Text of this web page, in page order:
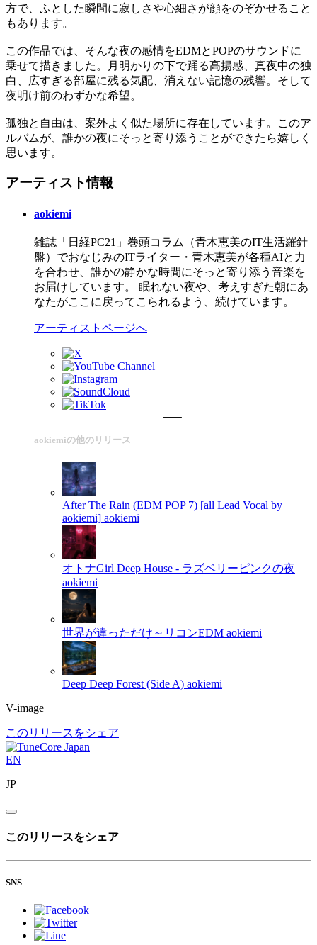
方で、ふとした瞬間に寂しさや心細さが顔をのぞかせること
もあります。
この作品では、そんな夜の感情をEDMとPOPのサウンドに
乗せて描きました。月明かりの下で踊る高揚感、真夜中の独
白、広すぎる部屋に残る気配、消えない記憶の残響。そして
夜明け前のわずかな希望。
孤独と自由は、案外よく似た場所に存在しています。このア
ルバムが、誰かの夜にそっと寄り添うことができたら嬉しく
思います。
アーティスト情報
aokiemi
雑誌「日経PC21」巻頭コラム（青木恵美のIT生活羅針
盤）でおなじみのITライター・青木恵美が各種AIと力
を合わせ、誰かの静かな時間にそっと寄り添う音楽を
お届けしています。 眠れない夜や、考えすぎた朝にあ
なたがここに戻ってこられるよう、続けています。
アーティストページへ
aokiemiの他のリリース
After The Rain (EDM POP 7) [all Lead Vocal by
aokiemi] aokiemi
オトナGirl Deep House - ラズベリーピンクの夜
aokiemi
世界が違っただけ～リコンEDM aokiemi
Deep Deep Forest (Side A) aokiemi
V-image
このリリースをシェア
EN
JP
このリリースをシェア
SNS